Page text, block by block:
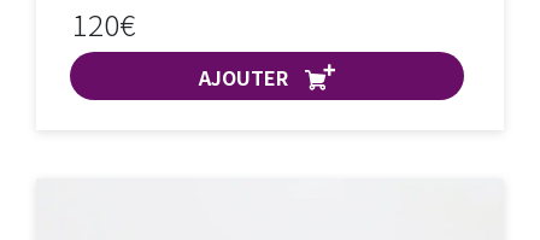
120€
AJOUTER